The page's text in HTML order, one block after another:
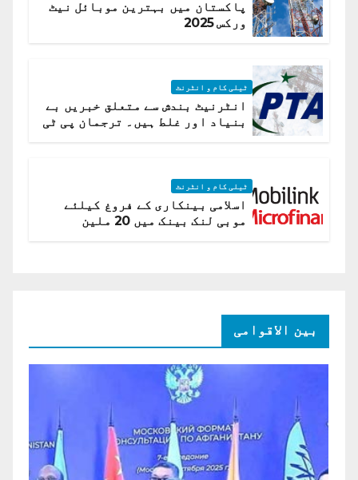
پاکستان میں بہترین موبائل نیٹ
ورکس 2025
ٹیلی کام و انٹرنٹ
انٹرنیٹ بندش سے متعلق خبریں بے
بنیاد اور غلط ہیں۔ ترجمان پی ٹی
ٹیلی کام و انٹرنٹ
اسلامی بینکاری کے فروغ کیلئے
موبی لنک بینک میں 20 ملین
بین الاقوامی